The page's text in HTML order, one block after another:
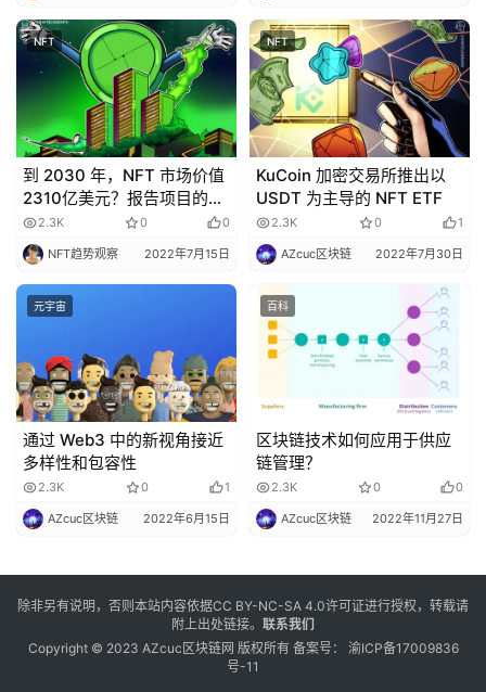
NFT
到 2030 年，NFT 市场价值
2310亿美元？报告项目的行
业大增长
2.3K 0 0
NFT趋势观察 2022年7月15日
NFT
KuCoin 加密交易所推出以
USDT 为主导的 NFT ETF
2.3K 0 1
AZcuc区块链 2022年7月30日
元宇宙
通过 Web3 中的新视角接近
多样性和包容性
2.3K 0 1
AZcuc区块链 2022年6月15日
百科
区块链技术如何应用于供应
链管理？
2.3K 0 0
AZcuc区块链 2022年11月27日
除非另有说明，否则本站内容依据CC BY-NC-SA 4.0许可证进行授权，转载请
附上出处链接。 联系我们
Copyright © 2023 AZcuc区块链网 版权所有 备案号： 渝ICP备17009836
号-11